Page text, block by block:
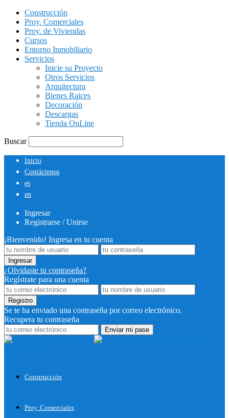
Construcción
Proy. Comerciales
Proy. de Viviendas
Cursos
Entorno Inmobiliario
Servicios
Inicie su Proyecto
Otros Servicios
Arquitectura
Bienes Raices
Decoración
Descargas
Tienda OnLine
Buscar
Inicio
Contáctenos
es
en
Ingresar
Registrarse / Unirse
¡Bienvenido! Ingresa en tu cuenta
¿Olvidaste tu contraseña?
Regístrate para una cuenta
Se te ha enviado una contraseña por correo electrónico.
Recupera tu contraseña
Construcción
Proy. Comerciales